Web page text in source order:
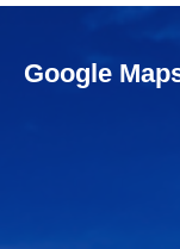
Google